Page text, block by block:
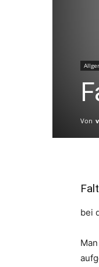
Von
bei